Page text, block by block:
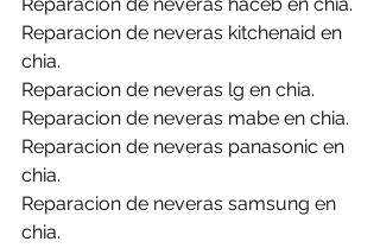
Reparacion de neveras kitchenaid en
chia.
Reparacion de neveras lg en chia.
Reparacion de neveras mabe en chia.
Reparacion de neveras panasonic en
chia.
Reparacion de neveras samsung en
chia.